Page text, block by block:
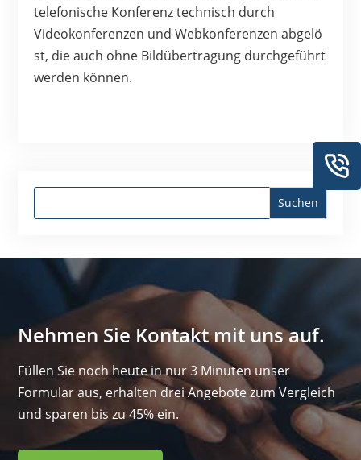
telefonische Konferenz technisch durch
Videokonferenzen und Webkonferenzen abgelö
st, die auch ohne Bildübertragung durchgeführt
werden können.
Nehmen Sie Kontakt mit uns auf.
Füllen Sie noch heute in nur 3 Minuten unser
Formular aus, erhalten drei Angebote zum Vergleich
und sparen bis zu 45% ein.